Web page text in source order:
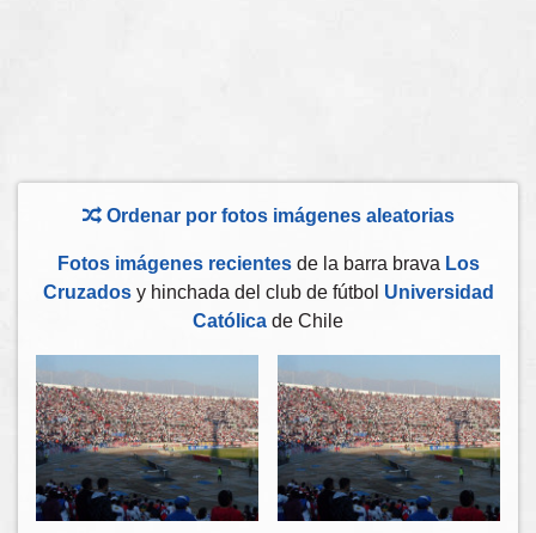
Ordenar por fotos imágenes aleatorias
Fotos imágenes recientesde la barra brava Los
Cruzadosy hinchada del club de fútbol Universidad
Católica de Chile